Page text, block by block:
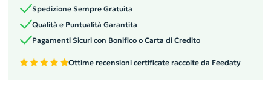
Spedizione Sempre Gratuita
Qualità e Puntualità Garantita
Pagamenti Sicuri con Bonifico o Carta di Credito
Ottime recensioni certificate raccolte da Feedaty